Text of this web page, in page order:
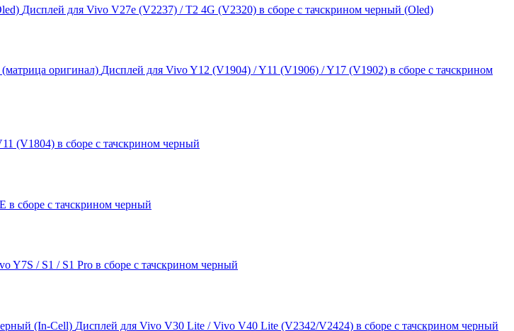
Дисплей для Vivo V27e (V2237) / T2 4G (V2320) в сборе с тачскрином черный (Oled)
Дисплей для Vivo Y12 (V1904) / Y11 (V1906) / Y17 (V1902) в сборе с тачскрином
(V1804) в сборе с тачскрином черный
в сборе с тачскрином черный
Y7S / S1 / S1 Pro в сборе с тачскрином черный
Дисплей для Vivo V30 Lite / Vivo V40 Lite (V2342/V2424) в сборе с тачскрином черный